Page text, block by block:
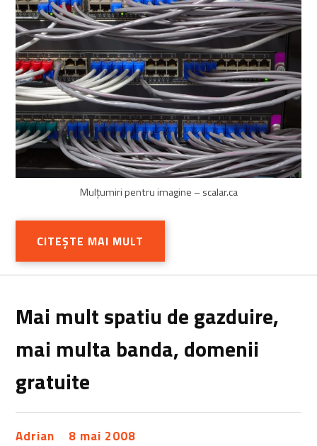
Mulțumiri pentru imagine – scalar.ca
CITEȘTE MAI MULT
Mai mult spatiu de gazduire,
mai multa banda, domenii
gratuite
Adrian 8 mai 2008